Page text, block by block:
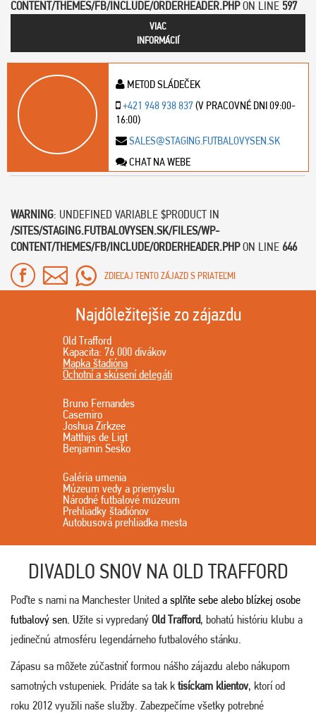
CONTENT/THEMES/FB/INCLUDE/ORDERHEADER.PHPON LINE 597
VIAC
INFORMÁCIÍ
METOD SLÁDEČEK
+421 948 938 837(V PRACOVNÉ DNI 09:00-
16:00)
SALES@STAGING.FUTBALOVYSEN.SK
CHAT NA WEBE
WARNING: UNDEFINED VARIABLE $PRODUCT IN
/SITES/STAGING.FUTBALOVYSEN.SK/FILES/WP-
CONTENT/THEMES/FB/INCLUDE/ORDERHEADER.PHPON LINE 646
ZDIEĽAJ TENTO ZÁJAZD S PRIATEĽMI
Najdôležitejšie zo zájazdu
Old Trafford
Kapacita: 76 000 divákov
Mapka štadióna
Ochotní a skúsení delegáti
Bruno Fernandes
Casemiro
Joshua Zirkzee
Matthijs de Ligt
Benjamin Sesko
Galéria umenia
Múzeum vedy a priemyslu
Národné futbalové múzeum
Prehliadky štadiónov
Autobusová prehliadka mesta
DIVADLO SNOV NA OLD TRAFFORD
Poďte s nami na Manchester United a splňte sebe alebo blízkej osobe
futbalový sen. Užite si vypredaný Old Trafford, bohatú históriu klubu a
jedinečnú atmosféru legendárneho futbalového stánku.
Zápasu sa môžete zúčastniť formou nášho zájazdu alebo nákupom
samotných vstupeniek. Pridáte sa tak ktisíckam klientov, ktorí od
roku 2012 využili naše služby. Zabezpečíme všetky potrebné